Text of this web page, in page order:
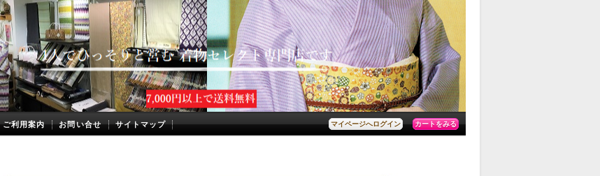
マイページへログイン カートをみる
ご利用案内 お問い合せ サイトマップ